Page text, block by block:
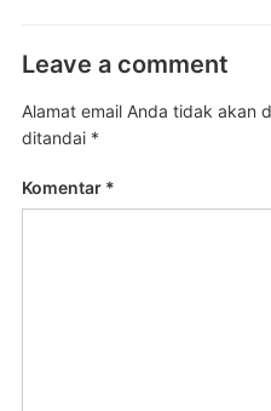
Leave a comment
Alamat email Anda tidak akan
ditandai *
Komentar *